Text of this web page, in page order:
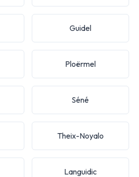
Guidel
Ploërmel
Séné
Theix-Noyalo
Languidic